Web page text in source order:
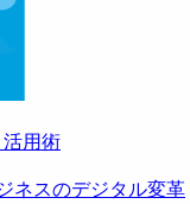
用術
ネスのデジタル変革